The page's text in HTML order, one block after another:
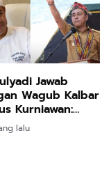
Jawab
Wagub Kalbar
Kurniawan:
Tak Ada
Membandingkan
lalu